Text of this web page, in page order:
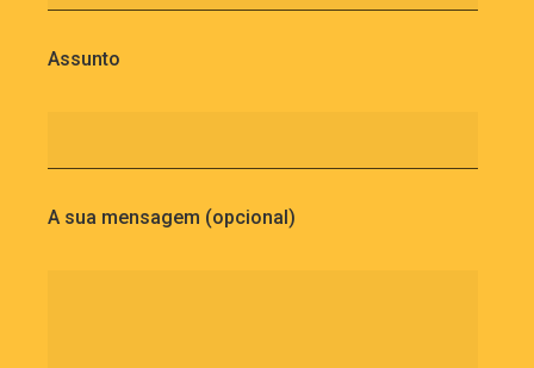
Assunto
A sua mensagem (opcional)